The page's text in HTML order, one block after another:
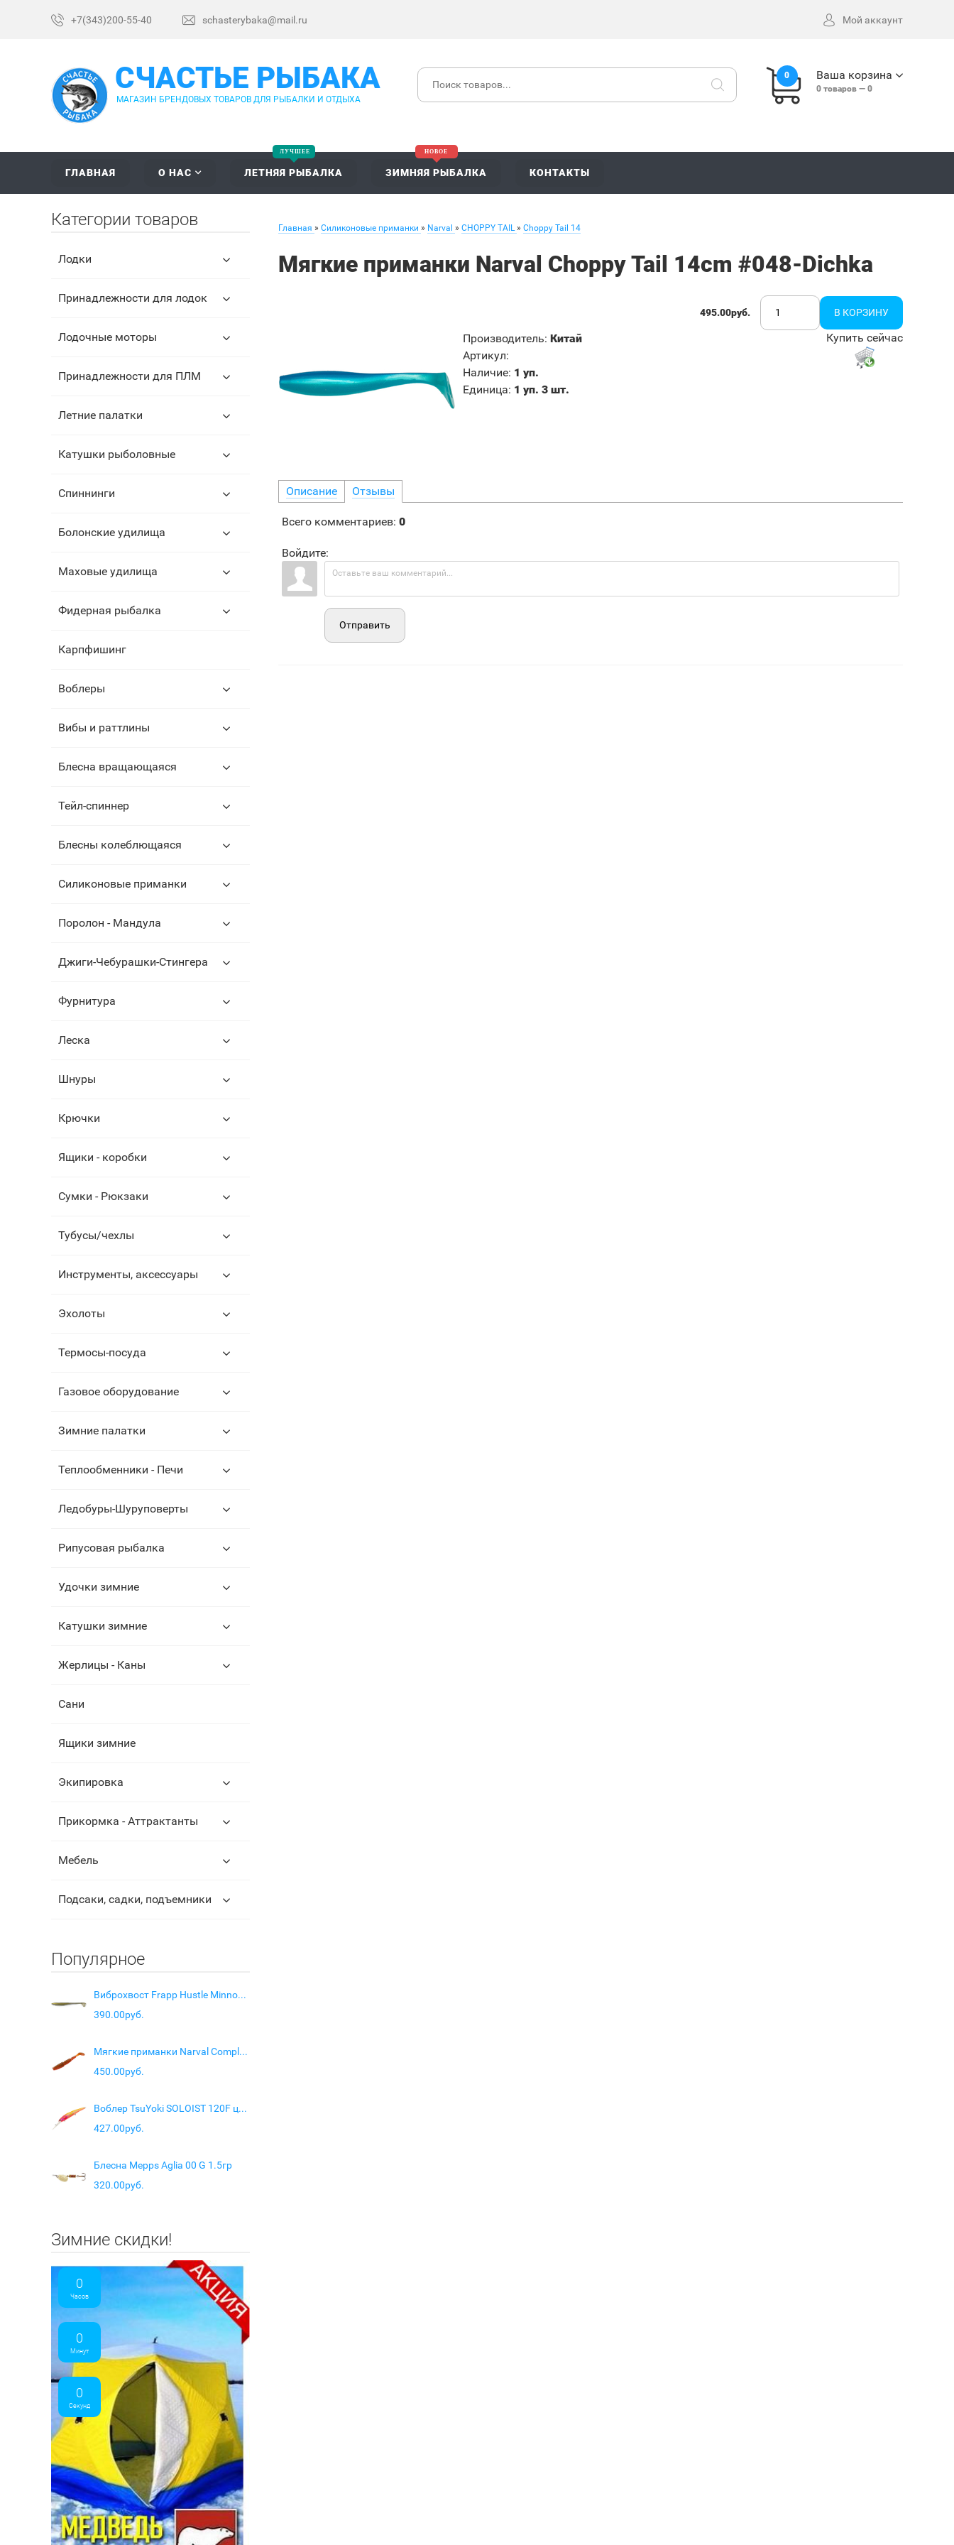
+7(343)200-55-40 schasterybaka@mail.ru Мой аккаунт
СЧАСТЬЕ РЫБАКА
МАГАЗИН БРЕНДОВЫХ ТОВАРОВ ДЛЯ РЫБАЛКИ И ОТДЫХА
0 Ваша корзина
0 товаров — 0
ГЛАВНАЯ О НАС ЛЕТНЯЯ РЫБАЛКА ЗИМНЯЯ РЫБАЛКА КОНТАКТЫ
Главная » Силиконовые приманки » Narval » CHOPPY TAIL » Choppy Tail 14
Мягкие приманки Narval Choppy Tail 14cm #048-Dichka
495.00руб.
Производитель: Китай
Артикул:
Наличие: 1 уп.
Единица: 1 уп. 3 шт.
Купить сейчас
Описание Отзывы
Всего комментариев: 0
Войдите:
Отправить
Категории товаров
Лодки
Принадлежности для лодок
Лодочные моторы
Принадлежности для ПЛМ
Летние палатки
Катушки рыболовные
Спиннинги
Болонские удилища
Маховые удилища
Фидерная рыбалка
Карпфишинг
Воблеры
Вибы и раттлины
Блесна вращающаяся
Тейл-спиннер
Блесны колеблющаяся
Силиконовые приманки
Поролон - Мандула
Джиги-Чебурашки-Стингера
Фурнитура
Леска
Шнуры
Крючки
Ящики - коробки
Сумки - Рюкзаки
Тубусы/чехлы
Инструменты, аксессуары
Эхолоты
Термосы-посуда
Газовое оборудование
Зимние палатки
Теплообменники - Печи
Ледобуры-Шуруповерты
Рипусовая рыбалка
Удочки зимние
Катушки зимние
Жерлицы - Каны
Сани
Ящики зимние
Экипировка
Прикормка - Аттрактанты
Мебель
Подсаки, садки, подъемники
Популярное
Виброхвост Frapp Hustle Minnow 4" цв. #36
390.00руб.
Мягкие приманки Narval Complex Shad 12cm #005-Magic Motoroil
450.00руб.
Воблер TsuYoki SOLOIST 120F цв 203
427.00руб.
Блесна Mepps Aglia 00 G 1.5гр
320.00руб.
Зимние скидки!
0
Часов
0
Минут
0
Секунд